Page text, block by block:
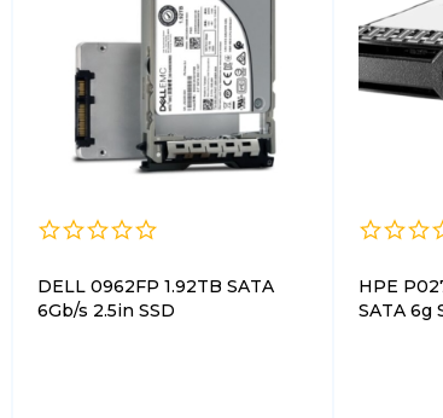
DELL 0962FP 1.92TB SATA
6Gb/s 2.5in SSD
HPE
SATA 6g